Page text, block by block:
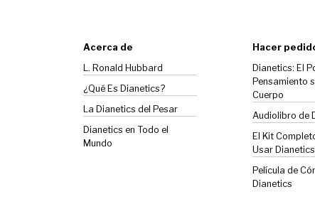
Acerca de
L. Ronald Hubbard
¿Qué Es Dianetics?
La Dianetics del Pesar
Dianetics en Todo el
Mundo
Hacer
Dianetics: El
Pensamiento
Cuerpo
Audiolibro de
El Kit
Usar Dianetics
Película de
Dianetics